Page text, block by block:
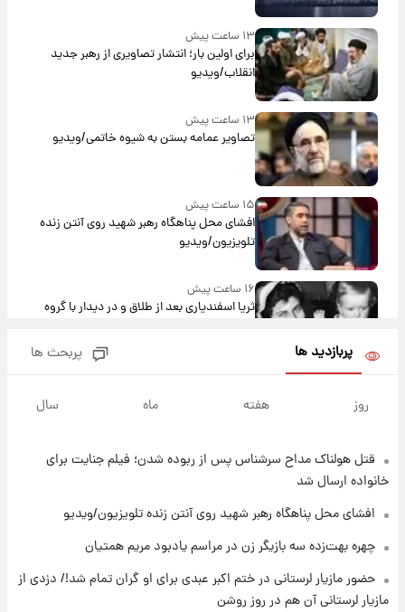
۱۳ ساعت پیش
برای اولین بار؛ انتشار تصاویری از رهبر جدید
انقلاب/ویدیو
۱۳ ساعت پیش
تصاویر عمامه بستن به شیوه خاتمی/ویدیو
۱۵ ساعت پیش
افشای محل پناهگاه‌ رهبر شهید روی آنتن زنده
تلویزیون/ویدیو
۱۶ ساعت پیش
ثریا اسفندیاری بعد از طلاق و در دیدار با گروه
پول به معشوقه با درآمد یوفا
۱۶ ساعت پیش
۱۷ ساعت پیش
پی رفتن رامین رضاییان+ عکس
پربازدید ها پربحث ها
روز هفته ماه سال
قتل هولناک مداح سرشناس پس از ربوده شدن؛ فیلم جنایت برای
خانواده ارسال شد
افشای محل پناهگاه‌ رهبر شهید روی آنتن زنده تلویزیون/ویدیو
چهره بهت‌زده سه بازیگر زن در مراسم یادبود مریم همتیان
حضور مازیار لرستانی در ختم اکبر عبدی برای او گران تمام شد!/ دزدی از
مازیار لرستانی آن هم در روز روشن